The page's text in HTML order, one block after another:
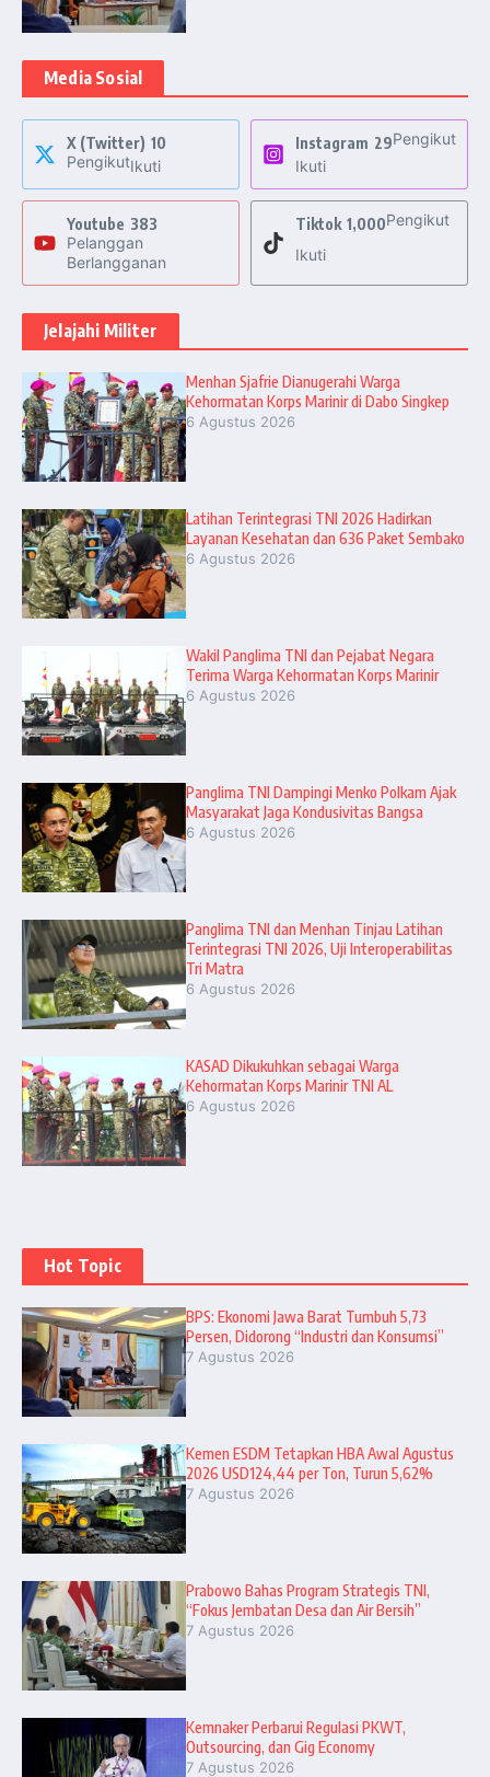
Media Sosial
X (Twitter) 10
PengikutIkuti
Instagram 29Pengikut
Ikuti
Youtube 383
Pelanggan
Berlangganan
Tiktok 1,000Pengikut
Ikuti
Jelajahi Militer
Menhan Sjafrie Dianugerahi Warga
Kehormatan Korps Marinir di Dabo Singkep
6 Agustus 2026
Latihan Terintegrasi TNI 2026 Hadirkan
Layanan Kesehatan dan 636 Paket Sembako
6 Agustus 2026
Wakil Panglima TNI dan Pejabat Negara
Terima Warga Kehormatan Korps Marinir
6 Agustus 2026
Panglima TNI Dampingi Menko Polkam Ajak
Masyarakat Jaga Kondusivitas Bangsa
6 Agustus 2026
Panglima TNI dan Menhan Tinjau Latihan
Terintegrasi TNI 2026, Uji Interoperabilitas
Tri Matra
6 Agustus 2026
KASAD Dikukuhkan sebagai Warga
Kehormatan Korps Marinir TNI AL
6 Agustus 2026
Hot Topic
BPS: Ekonomi Jawa Barat Tumbuh 5,73
Persen, Didorong “Industri dan Konsumsi”
7 Agustus 2026
Kemen ESDM Tetapkan HBA Awal Agustus
2026 USD124,44 per Ton, Turun 5,62%
7 Agustus 2026
Prabowo Bahas Program Strategis TNI,
“Fokus Jembatan Desa dan Air Bersih”
7 Agustus 2026
Kemnaker Perbarui Regulasi PKWT,
Outsourcing, dan Gig Economy
7 Agustus 2026